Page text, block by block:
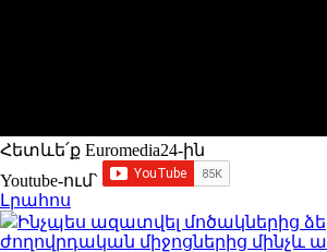
Հետևե՛ք Euromedia24-ին
Youtube-ում`
Լրահոս
Ինչպես ազատվել մոծակներից
ժողովրդական միջոցներից